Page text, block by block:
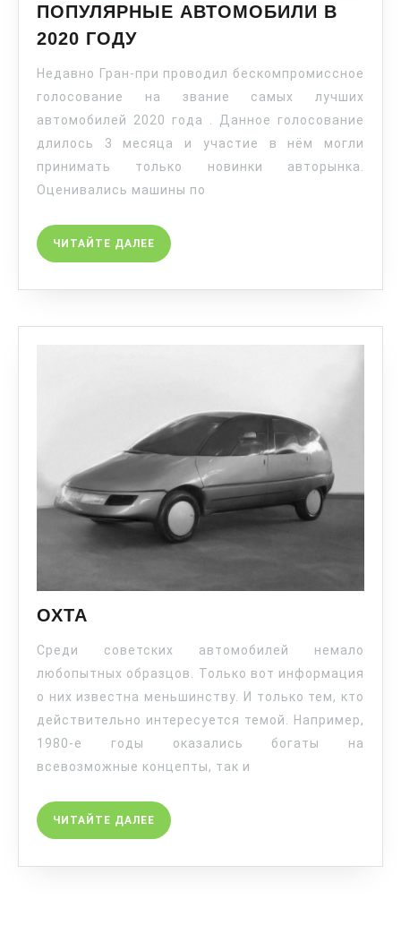
ПОПУЛЯРНЫЕ АВТОМОБИЛИ В
2020 ГОДУ
Недавно Гран-при проводил бескомпромиссное
голосование на звание самых лучших
автомобилей 2020 года . Данное голосование
длилось 3 месяца и участие в нём могли
принимать только новинки авторынка.
Оценивались машины по
ЧИТАЙТЕ ДАЛЕЕ
ОХТА
Среди советских автомобилей немало
любопытных образцов. Только вот информация
о них известна меньшинству. И только тем, кто
действительно интересуется темой. Например,
1980-е годы оказались богаты на
всевозможные концепты, так и
ЧИТАЙТЕ ДАЛЕЕ